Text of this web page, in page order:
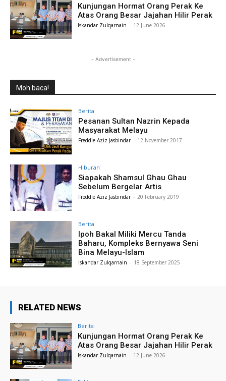
Kunjungan Hormat Orang Perak Ke
Atas Orang Besar Jajahan Hilir Perak
Iskandar Zulqarnain - 12 June 2026
- Advertisement -
Moh baca!
Berita
Pesanan Sultan Nazrin Kepada
Masyarakat Melayu
Freddie Aziz Jasbindar - 12 November 2017
Hiburan
Siapakah Shamsul Ghau Ghau
Sebelum Bergelar Artis
Freddie Aziz Jasbindar - 20 February 2019
Berita
Ipoh Bakal Miliki Mercu Tanda
Baharu, Kompleks Bernyawa Seni
Bina Melayu-Islam
Iskandar Zulqarnain - 18 September 2025
RELATED NEWS
Berita
Kunjungan Hormat Orang Perak Ke
Atas Orang Besar Jajahan Hilir Perak
Iskandar Zulqarnain - 12 June 2026